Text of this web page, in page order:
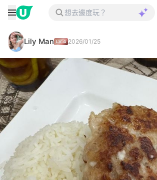
Lily Man 2026/01/25